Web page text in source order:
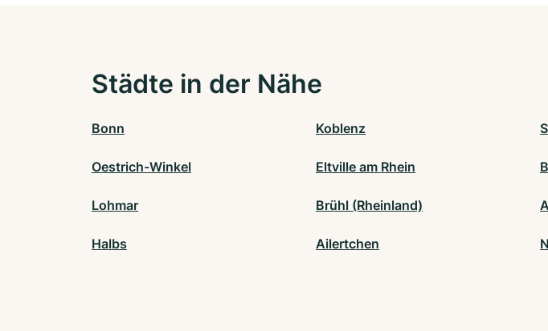
Städte in der Nähe
Bonn Koblenz
Oestrich-Winkel Eltville am Rhein
Lohmar Brühl (Rheinland)
Halbs Ailertchen